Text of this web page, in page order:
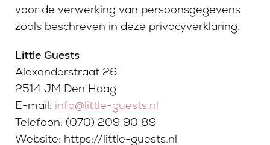
voor de verwerking van persoonsgegevens
zoals beschreven in deze privacyverklaring.
Little Guests
Alexanderstraat 26
2514 JM Den Haag
E-mail: info@little-guests.nl
Telefoon: (070) 209 90 89
Website: https://little-guests.nl